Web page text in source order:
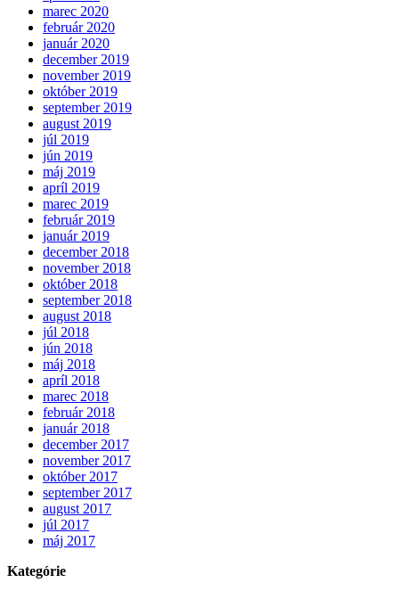
marec 2020
február 2020
január 2020
december 2019
november 2019
október 2019
september 2019
august 2019
júl 2019
jún 2019
máj 2019
apríl 2019
marec 2019
február 2019
január 2019
december 2018
november 2018
október 2018
september 2018
august 2018
júl 2018
jún 2018
máj 2018
apríl 2018
marec 2018
február 2018
január 2018
december 2017
november 2017
október 2017
september 2017
august 2017
júl 2017
máj 2017
Kategórie